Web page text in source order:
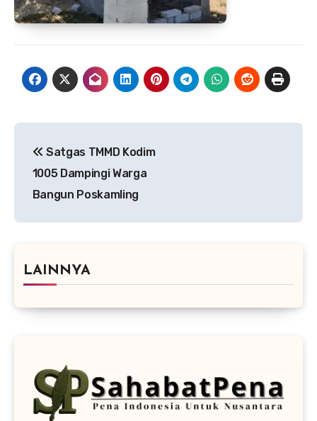
pos
Satgas TMMD Kodim
1005 Dampingi Warga
Bangun Poskamling
LAINNYA